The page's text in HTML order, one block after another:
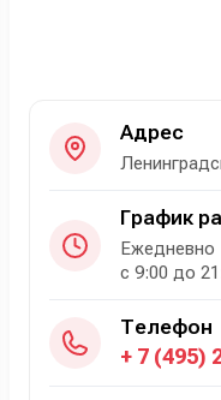
Адрес
График
Ежедневно
с 9:00 до
Телефон
+ 7 (495)